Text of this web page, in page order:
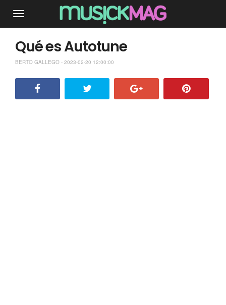
Qué es Autotune
BERTO GALLEGO - 2023-02-20 12:00:00